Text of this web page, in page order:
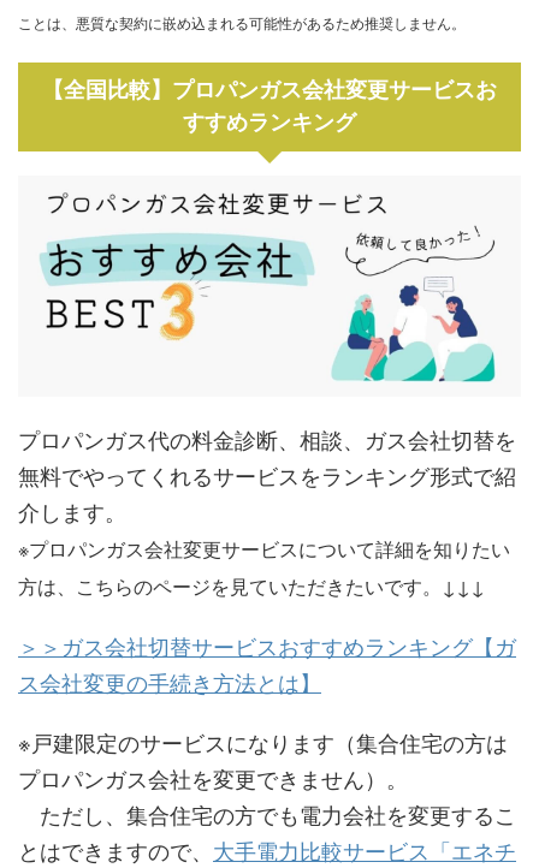
ことは、悪質な契約に嵌め込まれる可能性があるため推奨しません。
【全国比較】プロパンガス会社変更サービスお
すすめランキング
プロパンガス代の料金診断、相談、ガス会社切替を
無料でやってくれるサービスをランキング形式で紹
介します。
※プロパンガス会社変更サービスについて詳細を知りたい
方は、こちらのページを見ていただきたいです。↓↓↓
＞＞ガス会社切替サービスおすすめランキング【ガ
ス会社変更の手続き方法とは】
※戸建限定のサービスになります（集合住宅の方は
プロパンガス会社を変更できません）。
ただし、集合住宅の方でも電力会社を変更するこ
とはできますので、 大手電力比較サービス「エネチ